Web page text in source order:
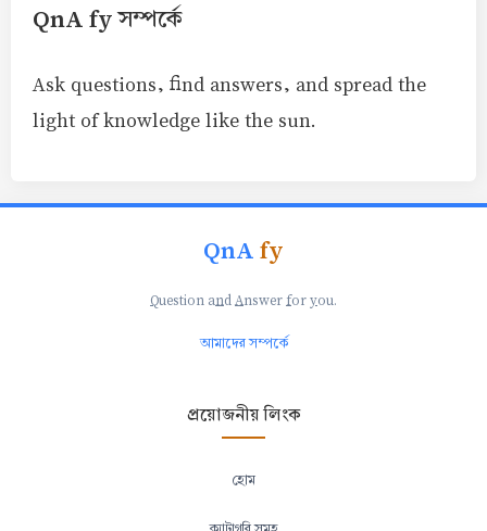
QnA fy সম্পর্কে
Ask questions, find answers, and spread the
light of knowledge like the sun.
QnAfy
Question andAnswer foryou.
আমাদের সম্পর্কে
প্রয়োজনীয় লিংক
হোম